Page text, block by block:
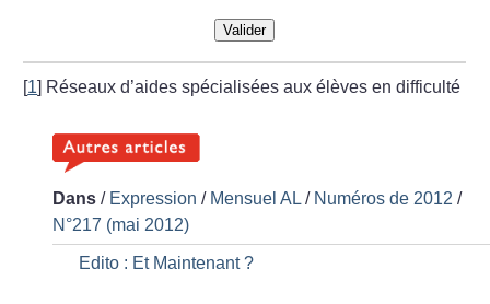
Valider
[1] Réseaux d’aides spécialisées aux élèves en difficulté
Dans / Expression / Mensuel AL / Numéros de 2012 /
N°217 (mai 2012)
Edito : Et Maintenant ?